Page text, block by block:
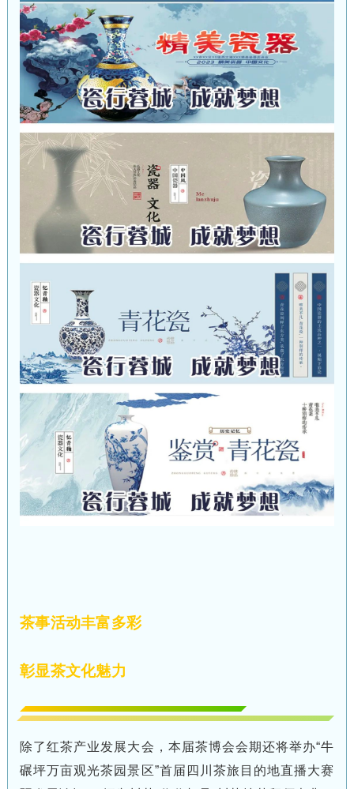
茶事活动丰富多彩
彰显茶文化魅力
除了红茶产业发展大会，本届茶博会会期还将举办“牛
碾坪万亩观光茶园景区”首届四川茶旅目的地直播大赛